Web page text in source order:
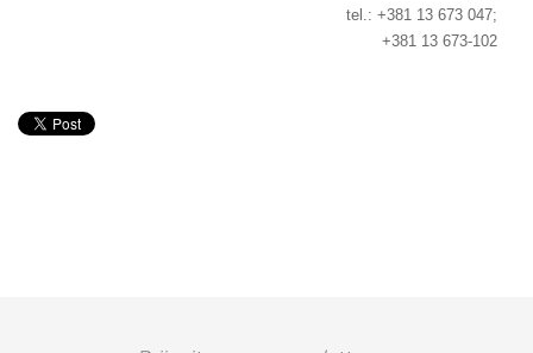
tel.: +381 13 673 047;
+381 13 673-102